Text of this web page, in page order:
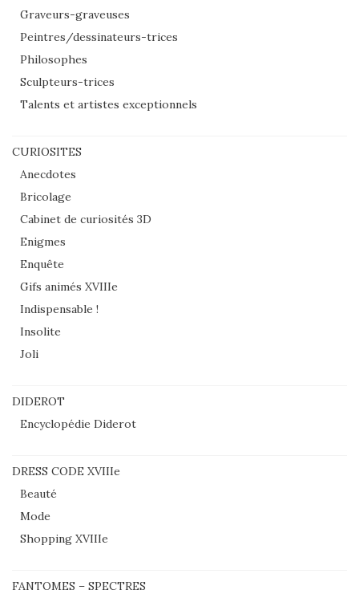
Graveurs-graveuses
Peintres/dessinateurs-trices
Philosophes
Sculpteurs-trices
Talents et artistes exceptionnels
CURIOSITES
Anecdotes
Bricolage
Cabinet de curiosités 3D
Enigmes
Enquête
Gifs animés XVIIIe
Indispensable !
Insolite
Joli
DIDEROT
Encyclopédie Diderot
DRESS CODE XVIIIe
Beauté
Mode
Shopping XVIIIe
FANTOMES – SPECTRES